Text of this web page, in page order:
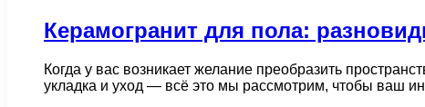
Керамогранит для пола:
Когда у вас возникает желание преобразить
укладка и уход — всё это мы рассмотрим, чтобы ваш